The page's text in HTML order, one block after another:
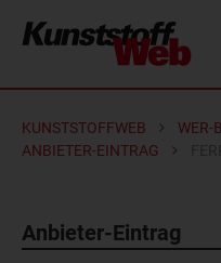
KUNSTSTOFFWEB
WER-
ANBIETER-EINTRAG
Anbieter-Eintrag